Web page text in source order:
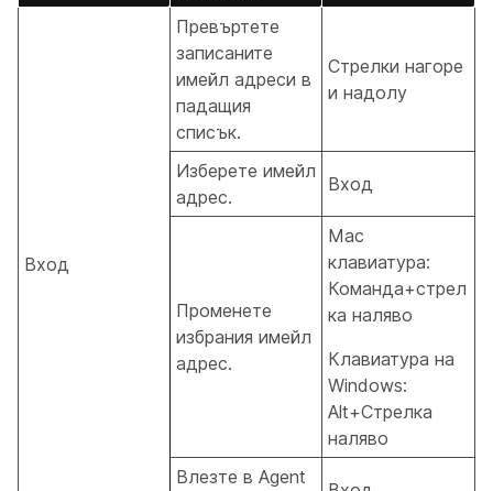
Вход
Превъртете
записаните
имейл адреси в
падащия
списък.
Стрелки нагоре
и надолу
Изберете имейл
адрес.
Вход
Променете
избрания имейл
адрес.
Mac
клавиатура:
Команда+стрел
ка наляво
Клавиатура на
Windows:
Alt+Стрелка
наляво
Влезте в Agent